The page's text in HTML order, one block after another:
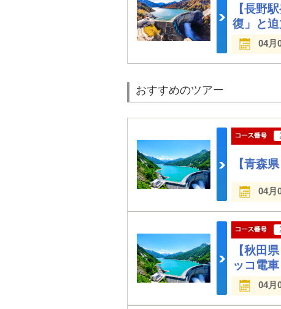
【長野
復」と
04月
おすすめのツアー
【青森
04月
【秋田
ッコ電車
04月